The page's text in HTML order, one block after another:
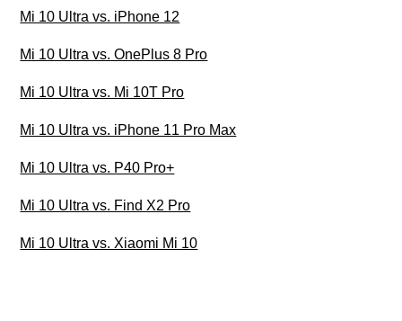
Mi 10 Ultra vs. iPhone 12
Mi 10 Ultra vs. OnePlus 8 Pro
Mi 10 Ultra vs. Mi 10T Pro
Mi 10 Ultra vs. iPhone 11 Pro Max
Mi 10 Ultra vs. P40 Pro+
Mi 10 Ultra vs. Find X2 Pro
Mi 10 Ultra vs. Xiaomi Mi 10